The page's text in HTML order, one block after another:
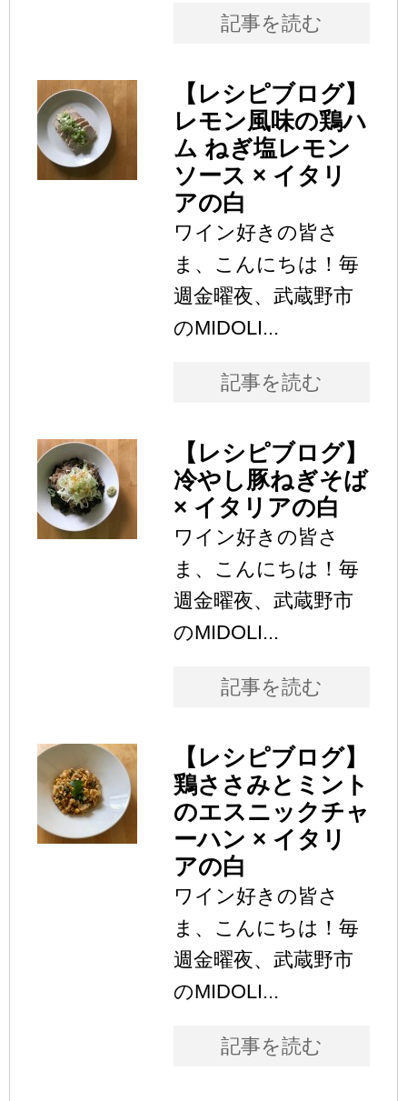
記事を読む
【レシピブログ】
レモン風味の鶏ハ
ム ねぎ塩レモン
ソース × イタリ
アの白
ワイン好きの皆さ
ま、こんにちは！毎
週金曜夜、武蔵野市
のMIDOLI...
記事を読む
【レシピブログ】
冷やし豚ねぎそば
× イタリアの白
ワイン好きの皆さ
ま、こんにちは！毎
週金曜夜、武蔵野市
のMIDOLI...
記事を読む
【レシピブログ】
鶏ささみとミント
のエスニックチャ
ーハン × イタリ
アの白
ワイン好きの皆さ
ま、こんにちは！毎
週金曜夜、武蔵野市
のMIDOLI...
記事を読む